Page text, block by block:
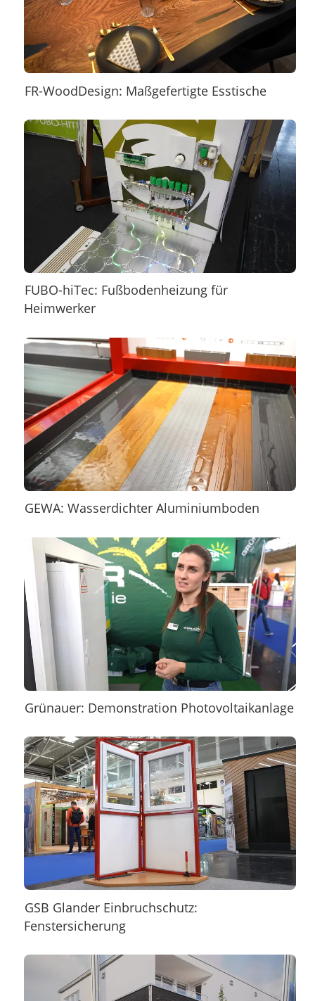
FR-WoodDesign: Maßgefertigte Esstische
FUBO-hiTec: Fußbodenheizung für
Heimwerker
GEWA: Wasserdichter Aluminiumboden
Grünauer: Demonstration Photovoltaikanlage
GSB Glander Einbruchschutz:
Fenstersicherung